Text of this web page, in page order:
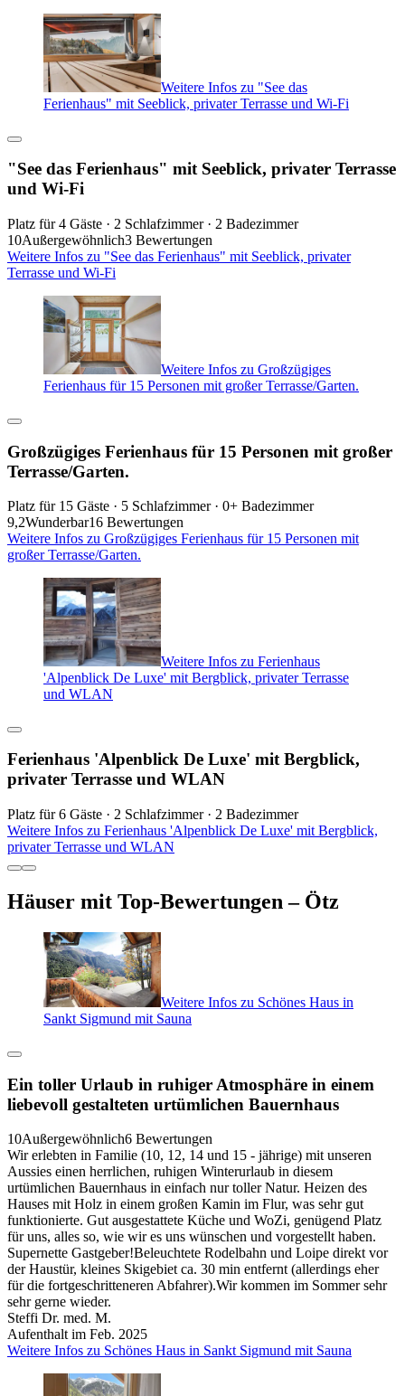
Weitere Infos zu "See das
Ferienhaus" mit Seeblick, privater Terrasse und Wi-Fi
"See das Ferienhaus" mit Seeblick, privater Terrasse
und Wi-Fi
Platz für 4 Gäste · 2 Schlafzimmer · 2 Badezimmer
10Außergewöhnlich3 Bewertungen
Weitere Infos zu "See das Ferienhaus" mit Seeblick, privater
Terrasse und Wi-Fi
Weitere Infos zu Großzügiges
Ferienhaus für 15 Personen mit großer Terrasse/Garten.
Großzügiges Ferienhaus für 15 Personen mit großer
Terrasse/Garten.
Platz für 15 Gäste · 5 Schlafzimmer · 0+ Badezimmer
9,2Wunderbar16 Bewertungen
Weitere Infos zu Großzügiges Ferienhaus für 15 Personen mit
großer Terrasse/Garten.
Weitere Infos zu Ferienhaus
'Alpenblick De Luxe' mit Bergblick, privater Terrasse
und WLAN
Ferienhaus 'Alpenblick De Luxe' mit Bergblick,
privater Terrasse und WLAN
Platz für 6 Gäste · 2 Schlafzimmer · 2 Badezimmer
Weitere Infos zu Ferienhaus 'Alpenblick De Luxe' mit Bergblick,
privater Terrasse und WLAN
Häuser mit Top-Bewertungen – Ötz
Weitere Infos zu Schönes Haus in
Sankt Sigmund mit Sauna
Ein toller Urlaub in ruhiger Atmosphäre in einem
liebevoll gestalteten urtümlichen Bauernhaus
10Außergewöhnlich6 Bewertungen
Wir erlebten in Familie (10, 12, 14 und 15 - jährige) mit unseren
Aussies einen herrlichen, ruhigen Winterurlaub in diesem
urtümlichen Bauernhaus in einfach nur toller Natur. Heizen des
Hauses mit Holz in einem großen Kamin im Flur, was sehr gut
funktionierte. Gut ausgestattete Küche und WoZi, genügend Platz
für uns, alles so, wie wir es uns wünschen und vorgestellt haben.
Supernette Gastgeber!Beleuchtete Rodelbahn und Loipe direkt vor
der Haustür, kleines Skigebiet ca. 30 min entfernt (allerdings eher
für die fortgeschritteneren Abfahrer).Wir kommen im Sommer sehr
sehr gerne wieder.
Steffi Dr. med. M.
Aufenthalt im Feb. 2025
Weitere Infos zu Schönes Haus in Sankt Sigmund mit Sauna